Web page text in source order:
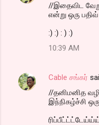
//இதைவிட வேறு
என்று ஒரு
:) :) : ) :)
10:39 AM
Cable சங்கர்
//தனிமனித
இந்நிகழ்ச்சி